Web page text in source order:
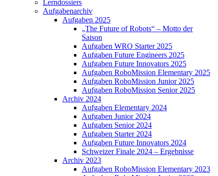
Lerndossiers
Aufgabenarchiv
Aufgaben 2025
„The Future of Robots“ – Motto der
Saison
Aufgaben WRO Starter 2025
Aufgaben Future Engineers 2025
Aufgaben Future Innovators 2025
Aufgaben RoboMission Elementary 2025
Aufgaben RoboMission Junior 2025
Aufgaben RoboMission Senior 2025
Archiv 2024
Aufgaben Elementary 2024
Aufgaben Junior 2024
Aufgaben Senior 2024
Aufgaben Starter 2024
Aufgaben Future Innovators 2024
Schweizer Finale 2024 – Ergebnisse
Archiv 2023
Aufgaben RoboMission Elementary 2023